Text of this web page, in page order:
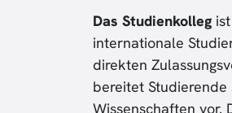
Das Studienkolleg
internationale
direkten
bereitet
Wissenschaften vor.